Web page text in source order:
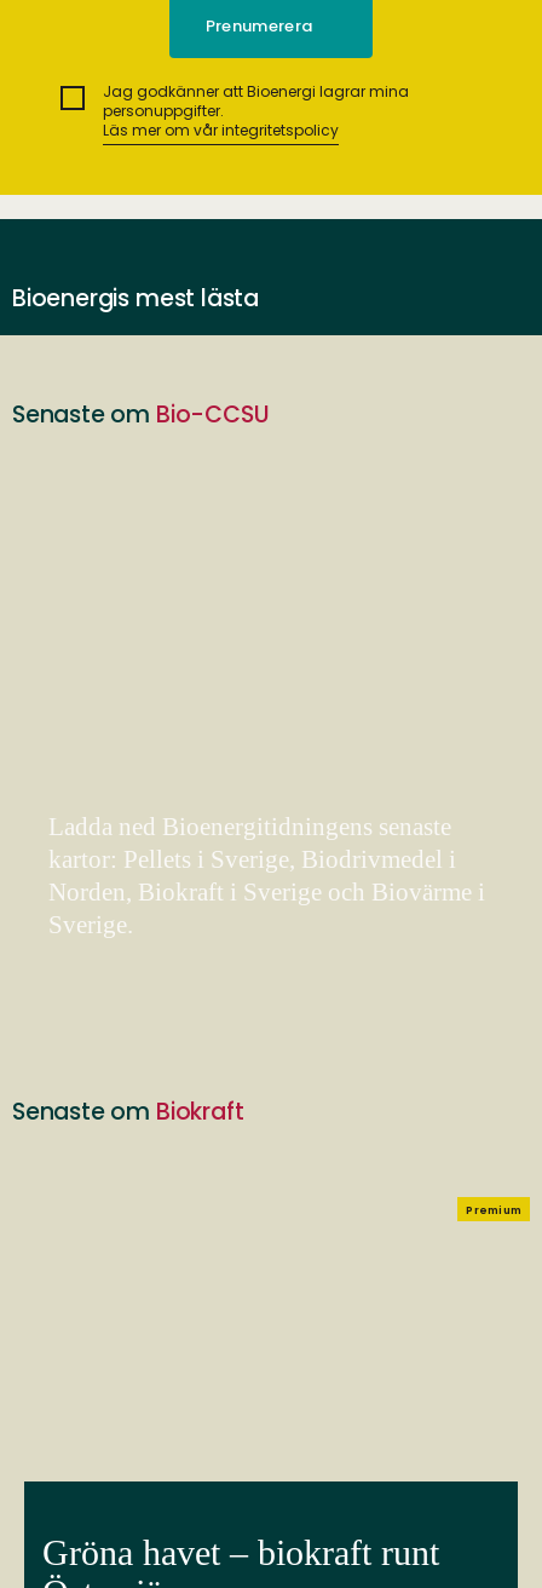
Jag godkänner att Bioenergi lagrar mina
personuppgifter.
Läs mer om vår integritetspolicy
Bioenergis mest lästa
Senaste om Bio-CCSU
Ladda ned Bioenergitidningens senaste
kartor: Pellets i Sverige, Biodrivmedel i
Norden, Biokraft i Sverige och Biovärme i
Sverige.
Senaste om Biokraft
Premium
Gröna havet – biokraft runt